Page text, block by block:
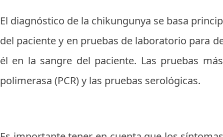
El diagnóstico de la chikungunya se basa
del paciente y en pruebas de laboratorio para
él en la sangre del paciente. Las pruebas
polimerasa (PCR) y las pruebas serológicas.